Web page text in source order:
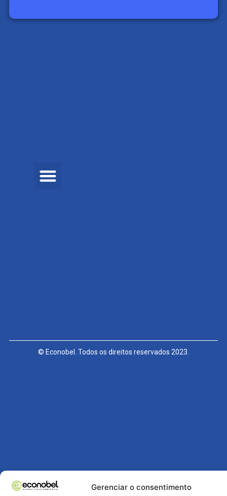
Gerenciar o consentimento
© Econobel. Todos os direitos reservados 2023.